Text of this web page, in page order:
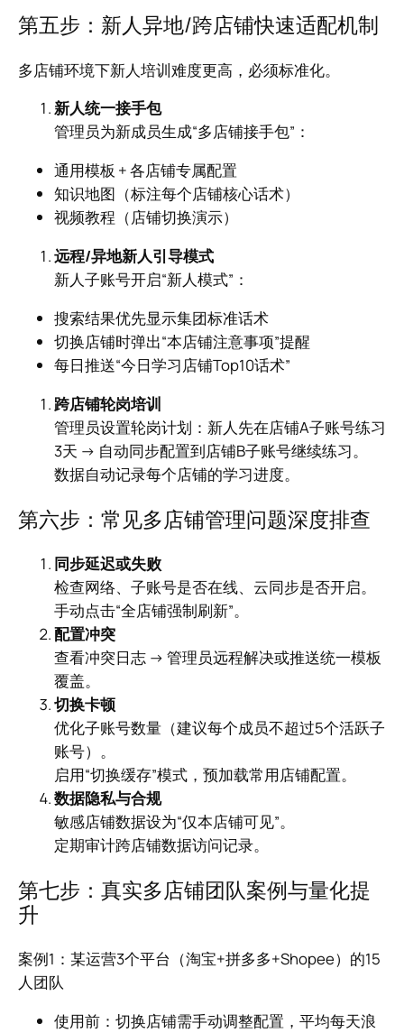
第五步：新人异地/跨店铺快速适配机制
多店铺环境下新人培训难度更高，必须标准化。
新人统一接手包
管理员为新成员生成“多店铺接手包”：
通用模板 + 各店铺专属配置
知识地图（标注每个店铺核心话术）
视频教程（店铺切换演示）
远程/异地新人引导模式
新人子账号开启“新人模式”：
搜索结果优先显示集团标准话术
切换店铺时弹出“本店铺注意事项”提醒
每日推送“今日学习店铺Top10话术”
跨店铺轮岗培训
管理员设置轮岗计划：新人先在店铺A子账号练习
3天 → 自动同步配置到店铺B子账号继续练习。
数据自动记录每个店铺的学习进度。
第六步：常见多店铺管理问题深度排查
同步延迟或失败
检查网络、子账号是否在线、云同步是否开启。
手动点击“全店铺强制刷新”。
配置冲突
查看冲突日志 → 管理员远程解决或推送统一模板
覆盖。
切换卡顿
优化子账号数量（建议每个成员不超过5个活跃子
账号）。
启用“切换缓存”模式，预加载常用店铺配置。
数据隐私与合规
敏感店铺数据设为“仅本店铺可见”。
定期审计跨店铺数据访问记录。
第七步：真实多店铺团队案例与量化提
升
案例1：某运营3个平台（淘宝+拼多多+Shopee）的15
人团队
使用前：切换店铺需手动调整配置，平均每天浪